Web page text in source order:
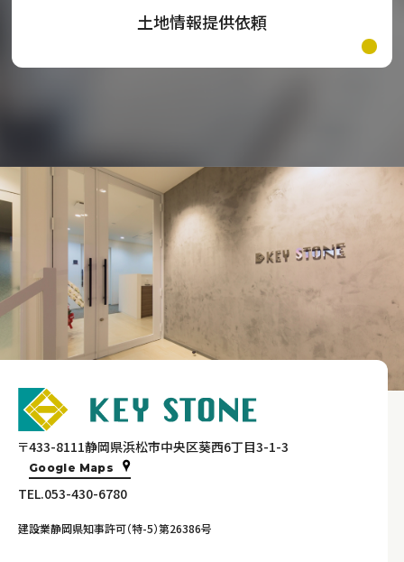
土地情報提供依頼
〒433-8111静岡県浜松市中央区葵西6丁目3-1-3
Google Maps
TEL.053-430-6780
建設業静岡県知事許可（特-5）第26386号